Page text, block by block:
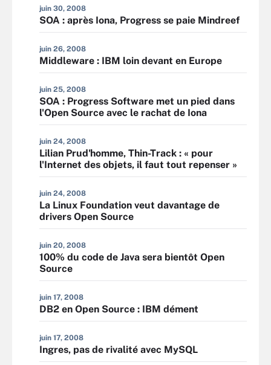
juin 30, 2008
SOA : après Iona, Progress se paie Mindreef
juin 26, 2008
Middleware : IBM loin devant en Europe
juin 25, 2008
SOA : Progress Software met un pied dans
l'Open Source avec le rachat de Iona
juin 24, 2008
Lilian Prud'homme, Thin-Track : « pour
l'Internet des objets, il faut tout repenser »
juin 24, 2008
La Linux Foundation veut davantage de
drivers Open Source
juin 20, 2008
100% du code de Java sera bientôt Open
Source
juin 17, 2008
DB2 en Open Source : IBM dément
juin 17, 2008
Ingres, pas de rivalité avec MySQL